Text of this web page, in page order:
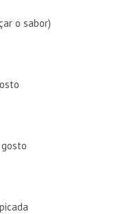
o sabor)
picada